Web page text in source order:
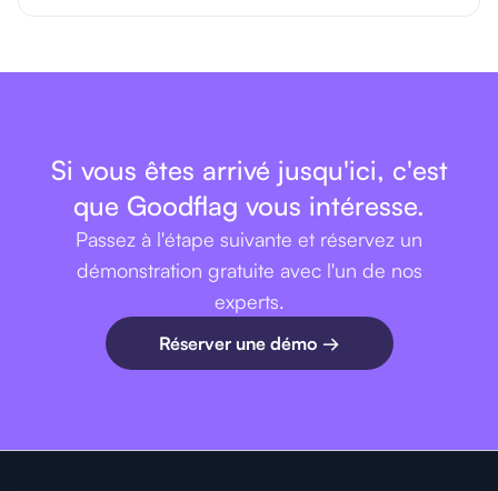
Si vous êtes arrivé jusqu'ici, c'est
que Goodflag vous intéresse.
Passez à l'étape suivante et réservez un
démonstration gratuite avec l'un de nos
experts.
Réserver une démo →